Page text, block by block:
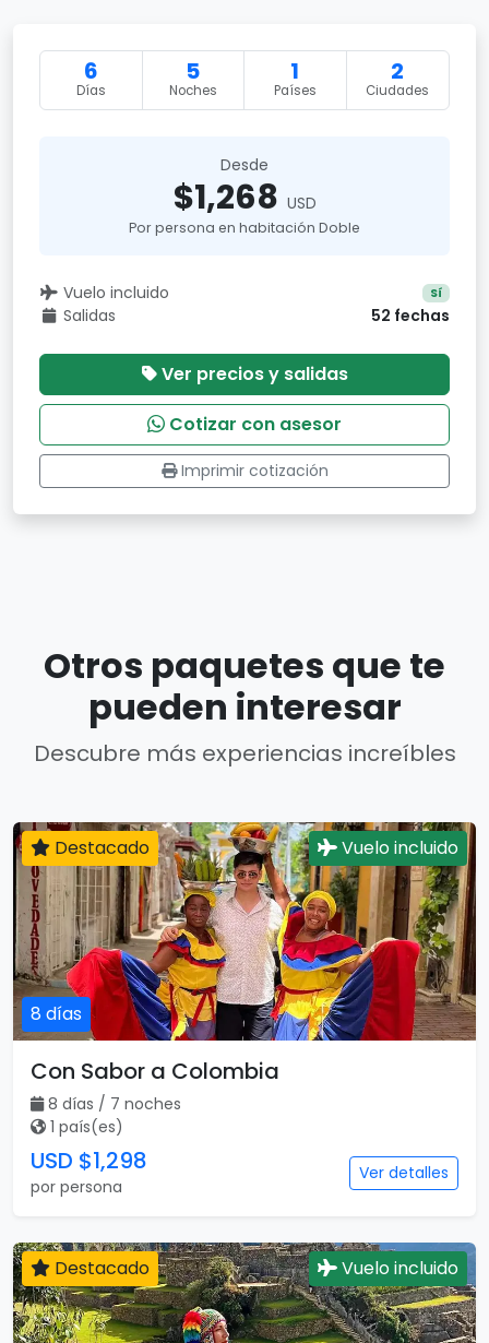
6
Días
5
Noches
1
Países
2
Ciudades
Desde
$1,268 USD
Por persona en habitación Doble
Vuelo incluido Sí
Salidas 52 fechas
Ver precios y salidas
Cotizar con asesor
Imprimir cotización
Otros paquetes que te
pueden interesar
Descubre más experiencias increíbles
8 días
Destacado Vuelo incluido
Con Sabor a Colombia
8 días / 7 noches
1 país(es)
USD $1,298
por persona
Ver detalles
Destacado Vuelo incluido